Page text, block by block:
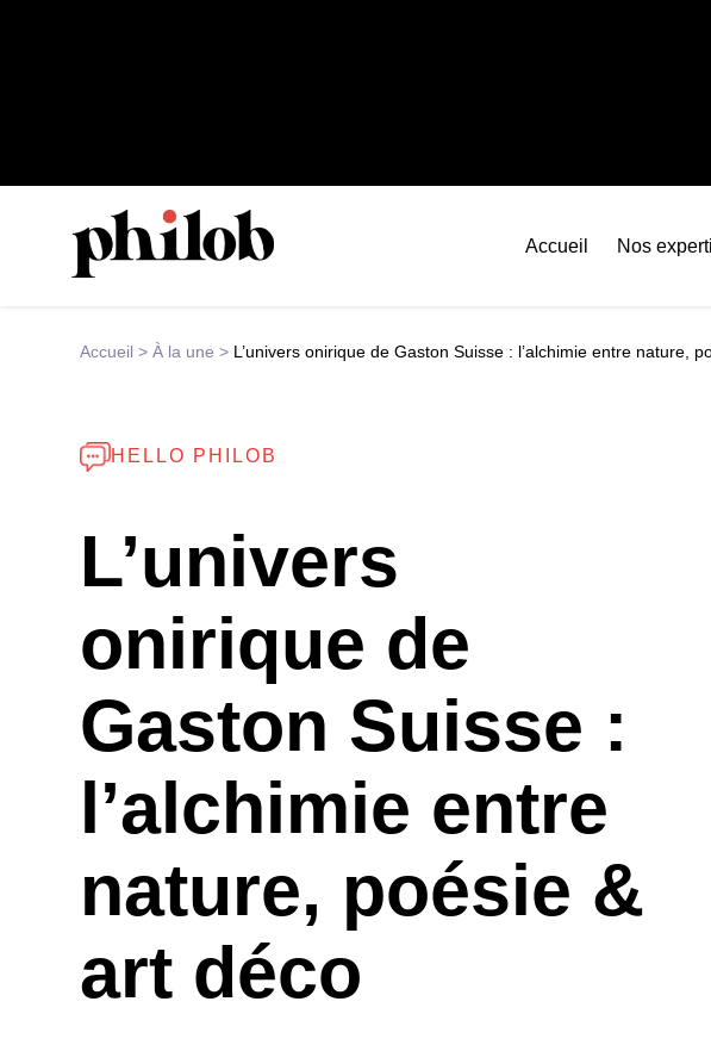
Accueil Nos
Accueil >À la une > L’univers onirique de Gaston Suisse : l’alchimie entre nature,
HELLO PHILOB
L’univers
onirique de
Gaston Suisse :
l’alchimie entre
nature, poésie &
art déco